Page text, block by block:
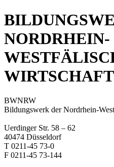
NORDRHEIN-
WIRTSCHAFT
BWNRW
Bildungswerk der Nordrhein-
Uerdinger Str. 58 – 62
40474 Düsseldorf
T 0211-45 73-0
F 0211-45 73-144